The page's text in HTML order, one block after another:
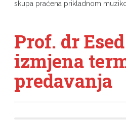
skupa praćena prikladnom
Prof. dr
izmjena
predavanja